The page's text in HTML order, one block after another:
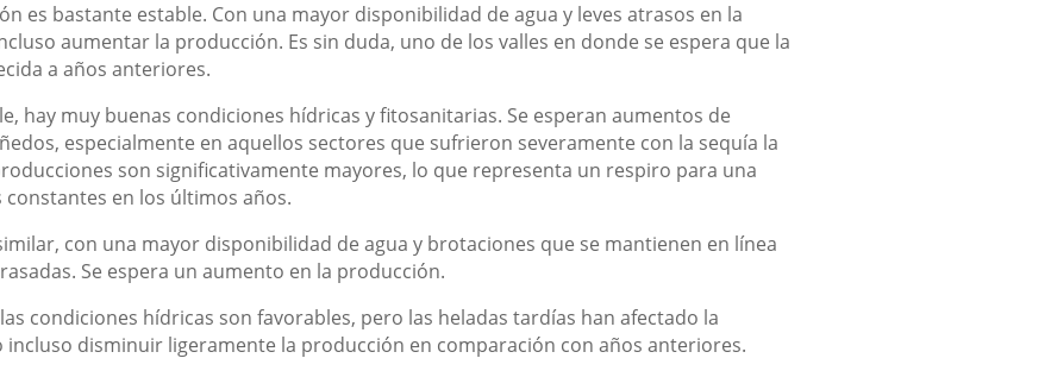
es bastante estable. Con una mayor disponibilidad de agua y leves atrasos en la
aumentar la producción. Es sin duda, uno de los valles en donde se espera que la
a años anteriores.
hay muy buenas condiciones hídricas y fitosanitarias. Se esperan aumentos de
especialmente en aquellos sectores que sufrieron severamente con la sequía la
son significativamente mayores, lo que representa un respiro para una
en los últimos años.
con una mayor disponibilidad de agua y brotaciones que se mantienen en línea
Se espera un aumento en la producción.
condiciones hídricas son favorables, pero las heladas tardías han afectado la
incluso disminuir ligeramente la producción en comparación con años anteriores.